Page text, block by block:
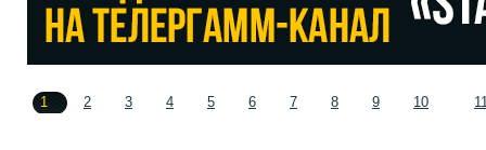
1 2 3 4 5 6 7 8 9 10